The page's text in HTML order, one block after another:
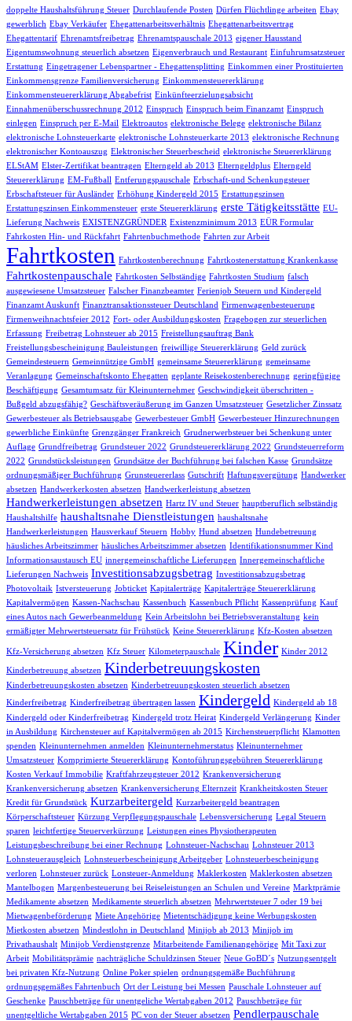
doppelte Haushaltsführung Steuer Durchlaufende Posten Dürfen Flüchtlinge arbeiten Ebay
gewerblich Ebay Verkäufer Ehegattenarbeitsverhältnis Ehegattenarbeitsvertrag
Ehegattentarif Ehrenamtsfreibetrag Ehrenamtspauschale 2013 eigener Hausstand
Eigentumswohnung steuerlich absetzen Eigenverbrauch und Restaurant Einfuhrumsatzsteuer
Erstattung Eingetragener Lebenspartner - Ehegattensplitting Einkommen einer Prostituierten
Einkommensgrenze Familienversicherung Einkommensteuererklärung
Einkommensteuererklärung Abgabefrist Einkünfteerzielungsabsicht
Einnahmenüberschussrechnung 2012 Einspruch Einspruch beim Finanzamt Einspruch
einlegen Einspruch per E-Mail Elektroautos elektronische Belege elektronische Bilanz
elektronische Lohnsteuerkarte elektronische Lohnsteuerkarte 2013 elektronische Rechnung
elektronischer Kontoauszug Elektronischer Steuerbescheid elektronische Steuererklärung
ELStAM Elster-Zertifikat beantragen Elterngeld ab 2013 Elterngeldplus Elterngeld
Steuererklärung EM-Fußball Entferungspauschale Erbschaft-und Schenkungsteuer
Erbschaftsteuer für Ausländer Erhöhung Kindergeld 2015 Erstattungszinsen
Erstattungszinsen Einkommensteuer erste Steuererklärung erste Tätigkeitsstätte EU-
Lieferung Nachweis EXISTENZGRÜNDER Existenzminimum 2013 EÜR Formular
Fahrkosten Hin- und Rückfahrt Fahrtenbuchmethode Fahrten zur Arbeit
Fahrtkosten Fahrtkostenberechnung Fahrtkostenerstattung Krankenkasse
Fahrtkostenpauschale Fahrtkosten Selbständige Fahrtkosten Studium falsch
ausgewiesene Umsatzsteuer Falscher Finanzbeamter Ferienjob Steuern und Kindergeld
Finanzamt Auskunft Finanztransaktionssteuer Deutschland Firmenwagenbesteuerung
Firmenweihnachtsfeier 2012 Fort- oder Ausbildungskosten Fragebogen zur steuerlichen
Erfassung Freibetrag Lohnsteuer ab 2015 Freistellungsauftrag Bank
Freistellungsbescheinigung Bauleistungen freiwillige Steuererklärung Geld zurück
Gemeindesteuern Gemeinnützige GmbH gemeinsame Steuererklärung gemeinsame
Veranlagung Gemeinschaftskonto Ehegatten geplante Reisekostenberechnung geringfügige
Beschäftigung Gesamtumsatz für Kleinunternehmer Geschwindigkeit überschritten -
Bußgeld abzugsfähig? Geschäftsveräußerung im Ganzen Umsatzsteuer Gesetzlicher Zinssatz
Gewerbesteuer als Betriebsausgabe Gewerbesteuer GmbH Gewerbesteuer Hinzurechnungen
gewerbliche Einkünfte Grenzgänger Frankreich Grudnerwerbsteuer bei Schenkung unter
Auflage Grundfreibetrag Grundsteuer 2022 Grundsteuererklärung 2022 Grundsteuerreform
2022 Grundstücksleistungen Grundsätze der Buchführung bei falschen Kasse Grundsätze
ordnungsmäßiger Buchführung Grunsteuererlass Gutschrift Haftungsvergütung Handwerker
absetzen Handwerkerkosten absetzen Handwerkerleistung absetzen
Handwerkerleistungen absetzen Hartz IV und Steuer hauptberuflich selbständig
Haushaltshilfe haushaltsnahe Dienstleistungen haushaltsnahe
Handwerkerleistungen Hausverkauf Steuern Hobby Hund absetzen Hundebetreuung
häusliches Arbeitszimmer häusliches Arbeitszimmer absetzen Identifikationsnummer Kind
Informationsaustausch EU innergemeinschaftliche Lieferungen Innergemeinschaftliche
Lieferungen Nachweis Investitionsabzugsbetrag Investitionsabzugsbetrag
Photovoltaik Istversteuerung Jobticket Kapitalerträge Kapitalerträge Steuererklärung
Kapitalvermögen Kassen-Nachschau Kassenbuch Kassenbuch Pflicht Kassenprüfung Kauf
eines Autos nach Gewerbeanmeldung Kein Arbeitslohn bei Betriebsveranstaltung kein
ermäßigter Mehrwertsteuersatz für Frühstück Keine Steuererklärung Kfz-Kosten absetzen
Kfz-Versicherung absetzen Kfz Steuer Kilometerpauschale Kinder Kinder 2012
Kinderbetreuung absetzen Kinderbetreuungskosten
Kinderbetreuungskosten absetzen Kinderbetreuungskosten steuerlich absetzen
Kinderfreibetrag Kinderfreibetrag übertragen lassen Kindergeld Kindergeld ab 18
Kindergeld oder Kinderfreibetrag Kindergeld trotz Heirat Kindergeld Verlängerung Kinder
in Ausbildung Kirchensteuer auf Kapitalvermögen ab 2015 Kirchensteuerpflicht Klamotten
spenden Kleinunternehmen anmelden Kleinunternehmerstatus Kleinunternehmer
Umsatzsteuer Komprimierte Steuererklärung Kontoführungsgebühren Steuererklärung
Kosten Verkauf Immobilie Kraftfahrzeugsteuer 2012 Krankenversicherung
Krankenversicherung absetzen Krankenversicherung Elternzeit Krankheitskosten Steuer
Kredit für Grundstück Kurzarbeitergeld Kurzarbeitergeld beantragen
Körperschaftsteuer Kürzung Verpflegungspauschale Lebensversicherung Legal Steuern
sparen leichtfertige Steuerverkürzung Leistungen eines Physiotherapeuten
Leistungsbeschreibung bei einer Rechnung Lohnsteuer-Nachschau Lohnsteuer 2013
Lohnsteuerausgleich Lohnsteuerbescheinigung Arbeitgeber Lohnsteuerbescheinigung
verloren Lohnsteuer zurück Lonsteuer-Anmeldung Maklerkosten Maklerkosten absetzen
Mantelbogen Margenbesteuerung bei Reiseleistungen an Schulen und Vereine Marktprämie
Medikamente absetzen Medikamente steuerlich absetzen Mehrwertsteuer 7 oder 19 bei
Mietwagenbeförderung Miete Angehörige Mietentschädigung keine Werbungskosten
Mietkosten absetzen Mindestlohn in Deutschland Minijob ab 2013 Minijob im
Privathaushalt Minijob Verdienstgrenze Mitarbeitende Familienangehörige Mit Taxi zur
Arbeit Mobilitätsprämie nachträgliche Schuldzinsen Steuer Neue GoBD´s Nutzungsentgelt
bei privaten Kfz-Nutzung Online Poker spielen ordnungsgemäße Buchführung
ordnungsgemäßes Fahrtenbuch Ort der Leistung bei Messen Pauschale Lohnsteuer auf
Geschenke Pauschbeträge für unentgeliche Wertabgaben 2012 Pauschbeträge für
unentgeltliche Wertabgaben 2015 PC von der Steuer absetzen Pendlerpauschale